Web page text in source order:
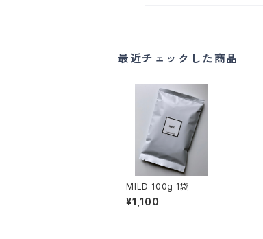
最近チェックした商品
MILD 100g 1袋
¥1,100